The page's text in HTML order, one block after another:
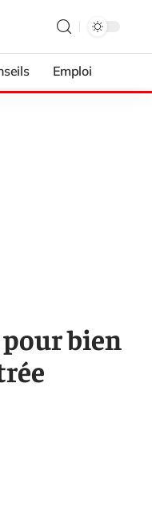
Emploi
pour bien